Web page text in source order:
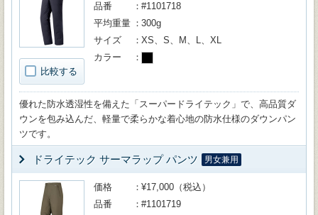
比較する
品番
#1101718
平均重量
300g
サイズ
XS、S、M、L、XL
カラー
優れた防水透湿性を備えた「スーパードライテック」で、高品質ダ
ウンを包み込んだ、軽量で柔らかな着心地の防水仕様のダウンパン
ツです。
ドライテック サーマラップ パンツ 男女兼用
価格
¥17,000（税込）
品番
#1101719